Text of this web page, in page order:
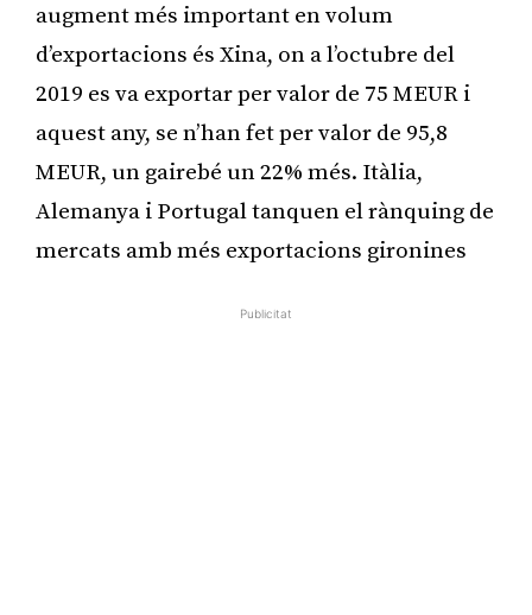
augment més important en volum
d’exportacions és Xina, on a l’octubre del
2019 es va exportar per valor de 75 MEUR i
aquest any, se n’han fet per valor de 95,8
MEUR, un gairebé un 22% més. Itàlia,
Alemanya i Portugal tanquen el rànquing de
mercats amb més exportacions gironines
Publicitat